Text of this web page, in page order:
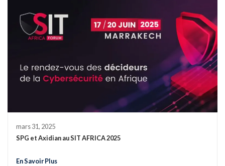
mars 31, 2025
SPG et Axidian au SIT AFRICA 2025
En Savoir Plus